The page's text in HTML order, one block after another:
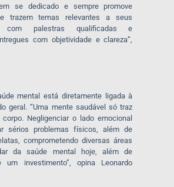
se dedicado e sempre promove
trazem temas relevantes a seus
com palestras qualificadas e
com objetividade e clareza”,
mental está diretamente ligada à
geral. “Uma mente saudável só traz
Negligenciar o lado emocional
sérios problemas físicos, além de
comprometendo diversas áreas
da saúde mental hoje, além de
um investimento”, opina Leonardo